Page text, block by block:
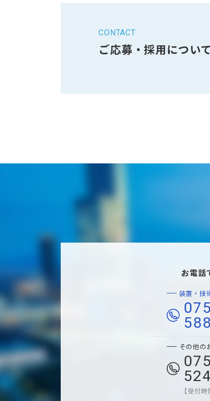
CONTACT
ご応募・採用につい
お電話
装置・技
その他の
受付時